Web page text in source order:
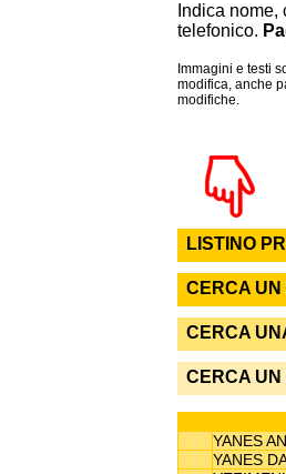
Indica
telefonico.
Immagini e testi
modifica, anche
modifiche.
LISTINO
CERCA UN
CERCA
CERCA UN
YANES
YANES